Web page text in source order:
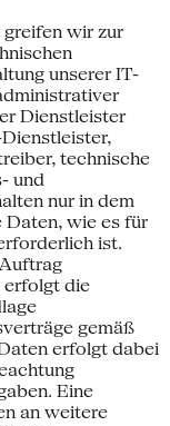
wir zur
unserer IT-
Dienstleister
technische
und
nur in dem
Daten, wie es für
ist.
erfolgt die
gemäß
erfolgt dabei
Eine
an weitere